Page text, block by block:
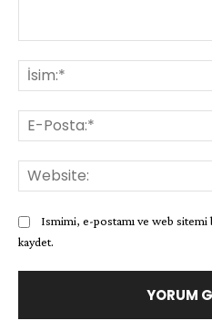
Ismimi, e-postamı ve web sitemi
kaydet.